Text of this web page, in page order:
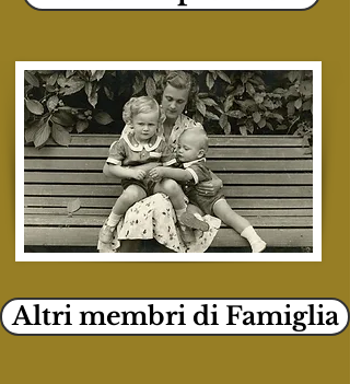
Altri membri di Famiglia